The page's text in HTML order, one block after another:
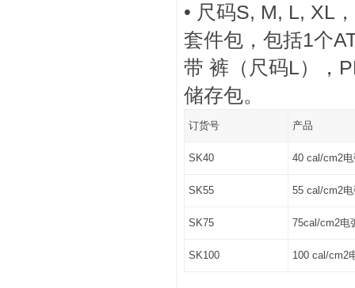
• 尺码S, M, L, XL
套件包，包括1个
带 裤（尺码L），
储存包。
订货号 产品
SK40 40 cal/cm2
SK55 55 cal/cm2
SK75 75cal/cm2电
SK100 100 cal/cm2